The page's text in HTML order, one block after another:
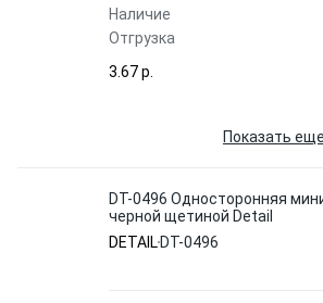
Наличие
Отгрузка
3.67 p.
Показать
DT-0496 Односторонняя
черной щетиной Detail
DETAIL DT-0496